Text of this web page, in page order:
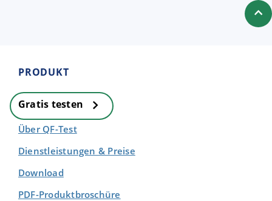
PRODUKT
Gratis testen
Über QF-Test
Dienstleistungen & Preise
Download
PDF-Produktbroschüre